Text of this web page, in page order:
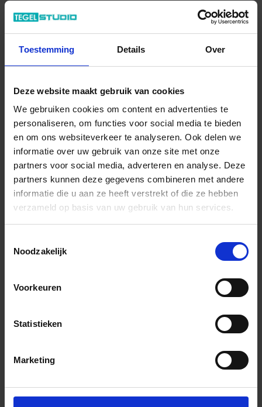
Toestemming Details Over
Deze website maakt gebruik van cookies
We gebruiken cookies om content en advertenties te
personaliseren, om functies voor social media te bieden
en om ons websiteverkeer te analyseren. Ook delen we
informatie over uw gebruik van onze site met onze
partners voor social media, adverteren en analyse. Deze
partners kunnen deze gegevens combineren met andere
informatie die u aan ze heeft verstrekt of die ze hebben
verzameld op basis van uw gebruik van hun services.
Noodzakelijk
Voorkeuren
Statistieken
Marketing
48.00 € /Stuk
43,63 €/Stuk
Totale prijs / geleverde hoeveelheid
43,63 €
Stuk
In het winkelmandje
Onze verkoopspecialisten staan graag voor je klaar:
Productaanvraag